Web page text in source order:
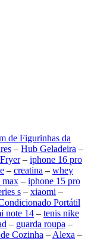
de Figurinhas da
– Hub Geladeira –
– iphone 16 pro
– creatina – whey
max – iphone 15 pro
s – xiaomi –
Portátil
note 14 – tenis nike
– guarda roupa –
Cozinha – Alexa –